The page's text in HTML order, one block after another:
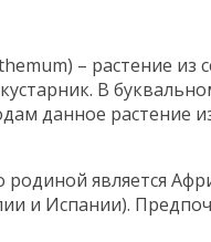
– растение из
В
данное растение
является
и Испании).